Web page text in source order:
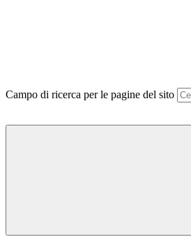
Campo di ricerca per le pagine del sito